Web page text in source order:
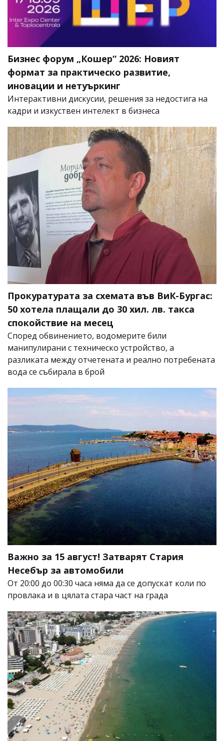
Бизнес форум „Кошер“ 2026: Новият
формат за практическо развитие,
иновации и нетуъркинг
Интерактивни дискусии, решения за недостига на
кадри и изкуствен интелект в бизнеса
Прокуратурата за схемата във ВиК-Бургас:
50 хотела плащали до 30 хил. лв. такса
спокойствие на месец
Според обвинението, водомерите били
манипулирани с техническо устройство, а
разликата между отчетената и реално потребената
вода се събирала в брой
Важно за 15 август! Затварят Стария
Несебър за автомобили
От 20:00 до 00:30 часа няма да се допускат коли по
провлака и в цялата стара част на града